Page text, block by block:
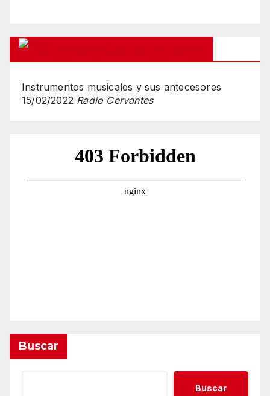
Instrumentos musicales y sus antecesores
15/02/2022 Radio Cervantes
Buscar
Buscar